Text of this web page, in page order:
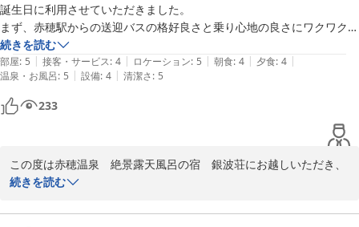
またお会いできる日を、心よりお待ちしております。
赤穂温泉 絶景露天風呂の宿 銀波荘
2026-07-30
誕生日に利用させていただきました。
まず、赤穂駅からの送迎バスの格好良さと乗り心地の良さにワクワクし
ながら到着し、ロビーからのロケーションにも大変感動しました。
お部屋からも新品の畳の匂いがしてとても心地良かったです。
テラスで月を見ながら読書したりエステで癒されたりととてもゆっくり
できました。
ひとつだけ、残念だったのは夕食が春の鯛のコースで予約してたのが、
ほぼ鱧に代わってて、お友達が鱧が食べれないので食べれる物が少なく
予約の詳細には鯛しゃぶと書いてあったので、食べたかったです。ただ
量は十分あったのでお腹いっぱいにはなりました。
続きを読む
部屋: 5 | 接客・サービス: 4 | ロケーション: 5 | 朝食: 4 | 夕食: 4 |
温泉・お風呂: 5 | 設備: 4 | 清潔さ: 5
233
この度は赤穂温泉　絶景露天風呂の宿　銀波荘にお越しいただき、
誠にありがとうございます。
く思います。
続きを読む